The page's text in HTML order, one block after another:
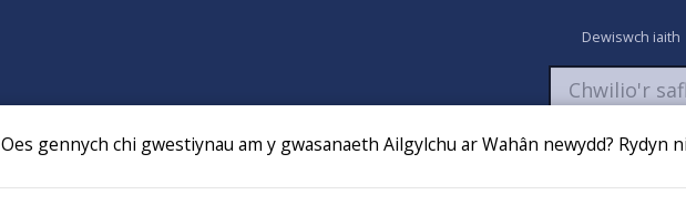
Oes gennych chi gwestiynau am y gwasanaeth Ailgylchu ar Wahân newydd? Rydyn
Dewiswch iaith
Cyngor a Democratiaeth Newyddion